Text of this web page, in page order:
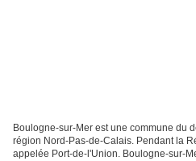
Boulogne-sur-Mer est une commune du
région Nord-Pas-de-Calais. Pendant la
appelée Port-de-l'Union. Boulogne-sur-